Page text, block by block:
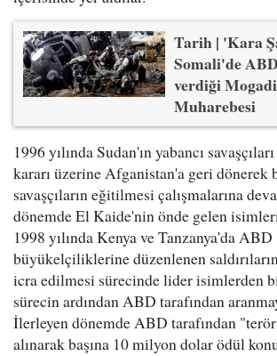
Tarih | 'Kara
Somali'de
verdiği
Muharebesi
1996 yılında Sudan'ın yabancı
kararı üzerine Afganistan'a geri dönerek
savaşçıların eğitilmesi çalışmalarına
dönemde El Kaide'nin önde gelen
1998 yılında Kenya ve Tanzanya'da ABD
büyükelçiliklerine düzenlenen
icra edilmesi sürecinde lider isimlerden
sürecin ardından ABD tarafından
İlerleyen dönemde ABD tarafından
alınarak başına 10 milyon dolar ödül